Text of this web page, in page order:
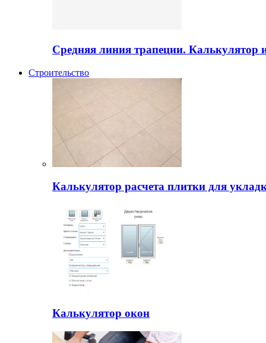
Средняя линия трапеции.
Строительство
Калькулятор расчета плитки для
Калькулятор окон